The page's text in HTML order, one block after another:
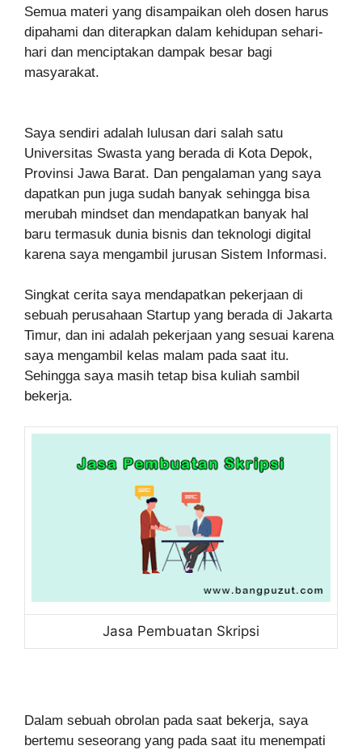
Semua materi yang disampaikan oleh dosen harus
dipahami dan diterapkan dalam kehidupan sehari-
hari dan menciptakan dampak besar bagi
masyarakat.
Saya sendiri adalah lulusan dari salah satu
Universitas Swasta yang berada di Kota Depok,
Provinsi Jawa Barat. Dan pengalaman yang saya
dapatkan pun juga sudah banyak sehingga bisa
merubah mindset dan mendapatkan banyak hal
baru termasuk dunia bisnis dan teknologi digital
karena saya mengambil jurusan Sistem Informasi.
Singkat cerita saya mendapatkan pekerjaan di
sebuah perusahaan Startup yang berada di Jakarta
Timur, dan ini adalah pekerjaan yang sesuai karena
saya mengambil kelas malam pada saat itu.
Sehingga saya masih tetap bisa kuliah sambil
bekerja.
Jasa Pembuatan Skripsi
Dalam sebuah obrolan pada saat bekerja, saya
bertemu seseorang yang pada saat itu menempati